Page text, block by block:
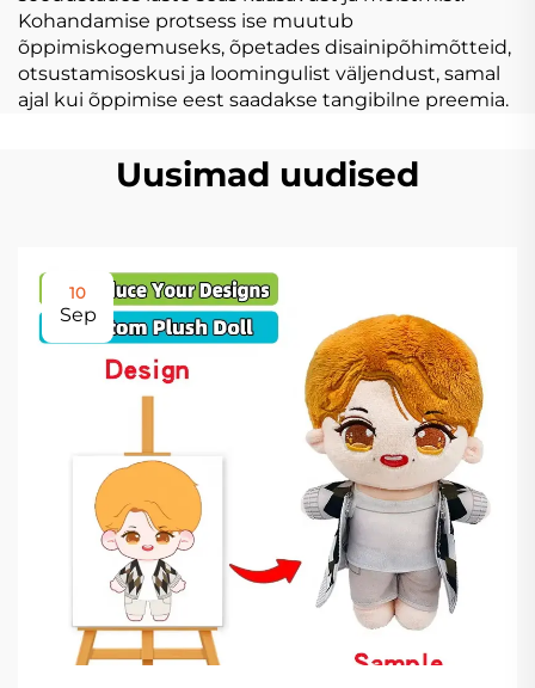
Kohandamise protsess ise muutub
õppimiskogemuseks, õpetades disainipõhimõtteid,
otsustamisoskusi ja loomingulist väljendust, samal
ajal kui õppimise eest saadakse tangibilne preemia.
Uusimad uudised
10
Sep